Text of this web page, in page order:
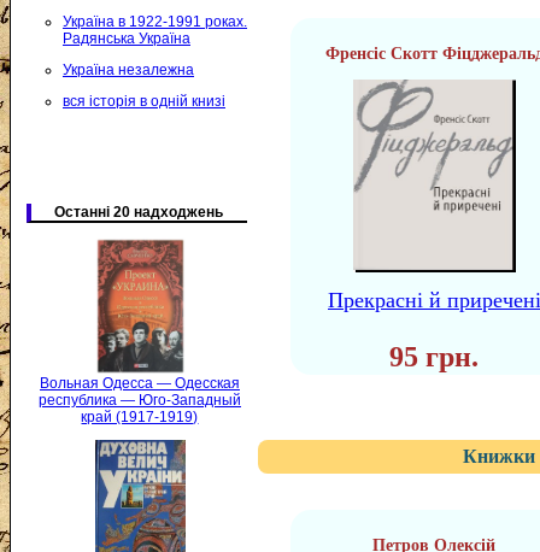
Україна в 1922-1991 роках.
Радянська Україна
Україна незалежна
вся історія в одній книзі
Останні 20 надходжень
Вольная Одесса — Одесская
республика — Юго-Западный
край (1917-1919)
Френсіс Скотт
Прекрасні й приречені
95 грн.
Книжки
Петров Олексій